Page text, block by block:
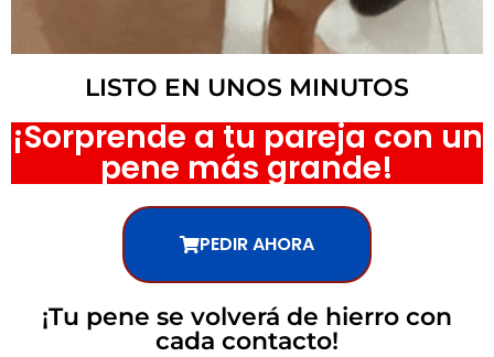
LISTO EN UNOS MINUTOS
¡Sorprende a tu pareja con un
pene más grande!
PEDIR AHORA
¡Tu pene se volverá de hierro con
cada contacto!